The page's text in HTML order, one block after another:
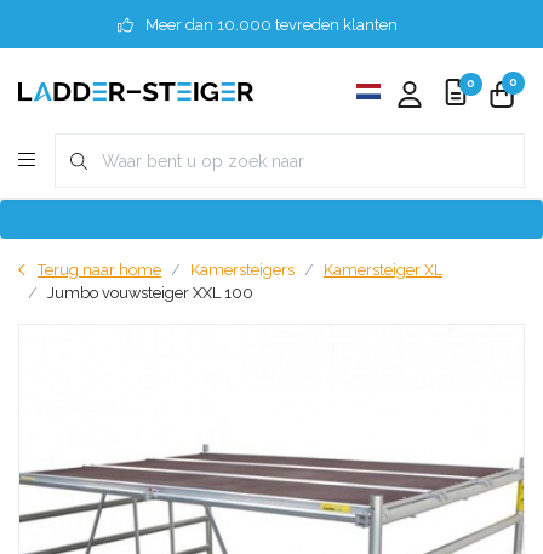
Meer dan 10.000 tevreden klanten
0 0
Terug naar home Kamersteigers
Kamersteiger XL
Jumbo vouwsteiger XXL 100